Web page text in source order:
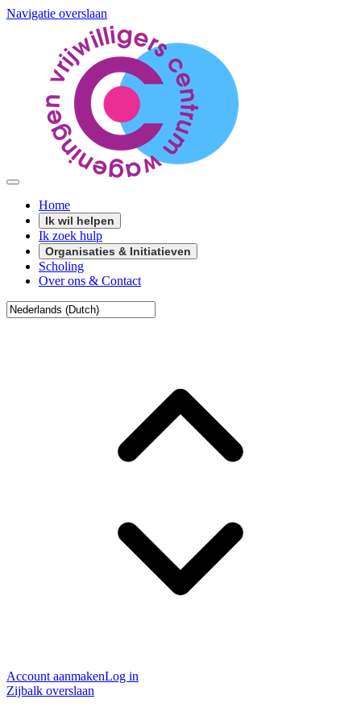
Navigatie overslaan
Home
Ik wil helpen
Ik zoek hulp
Organisaties & Initiatieven
Scholing
Over ons & Contact
Account aanmakenLog in
Zijbalk overslaan